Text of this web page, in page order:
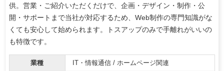
供。営業・ご紹介いただくだけで、企画・デザイン・制作・公
開・サポートまで当社が対応するため、Web制作の専門知識がな
くても安心して始められます。トスアップのみで手離れがいいの
も特徴です。
業種 IT・情報通信 / ホームページ関連